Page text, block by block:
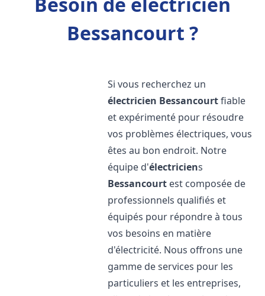
Bessancourt ?
Si vous recherchez un
électricien Bessancourtfiable
et expérimenté pour résoudre
vos problèmes électriques, vous
êtes au bon endroit. Notre
équipe d'électriciens
Bessancourt est composée de
professionnels qualifiés et
équipés pour répondre à tous
vos besoins en matière
d'électricité. Nous offrons une
gamme de services pour les
particuliers et les entreprises,